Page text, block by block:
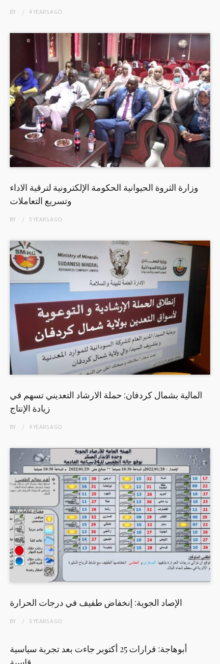
BY 4 YEARSAGO
وزارة الثروة الحيوانية الحكومة الإلكترونية لترقية الاداء
وتسريع التعاملات
BY 5 YEARSAGO
المالية بشمال كردفان: حملة الارشاد التعديني تسهم في
زيادة الإنتاج
BY 4 YEARSAGO
الإصاد الجوية: إنخفاض طفيف في درجات الحرارة
BY 5 YEARSAGO
أبوهاجة: قرارات 25 أكتوبر جاءت بعد تجربة سياسية